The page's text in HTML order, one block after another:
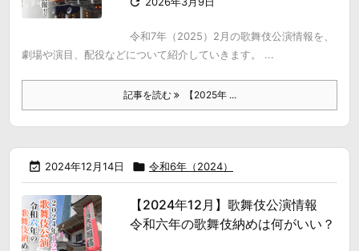
令和7年（2025）2月の歌舞伎公演情報を、
劇場や演目、配役などについて紹介していきます。 ...
記事を読む 【2025年 ...
 2024年12月14日  令和6年（2024）
【2024年12月】歌舞伎公演情報
令和六年の歌舞伎納めは何がいい？